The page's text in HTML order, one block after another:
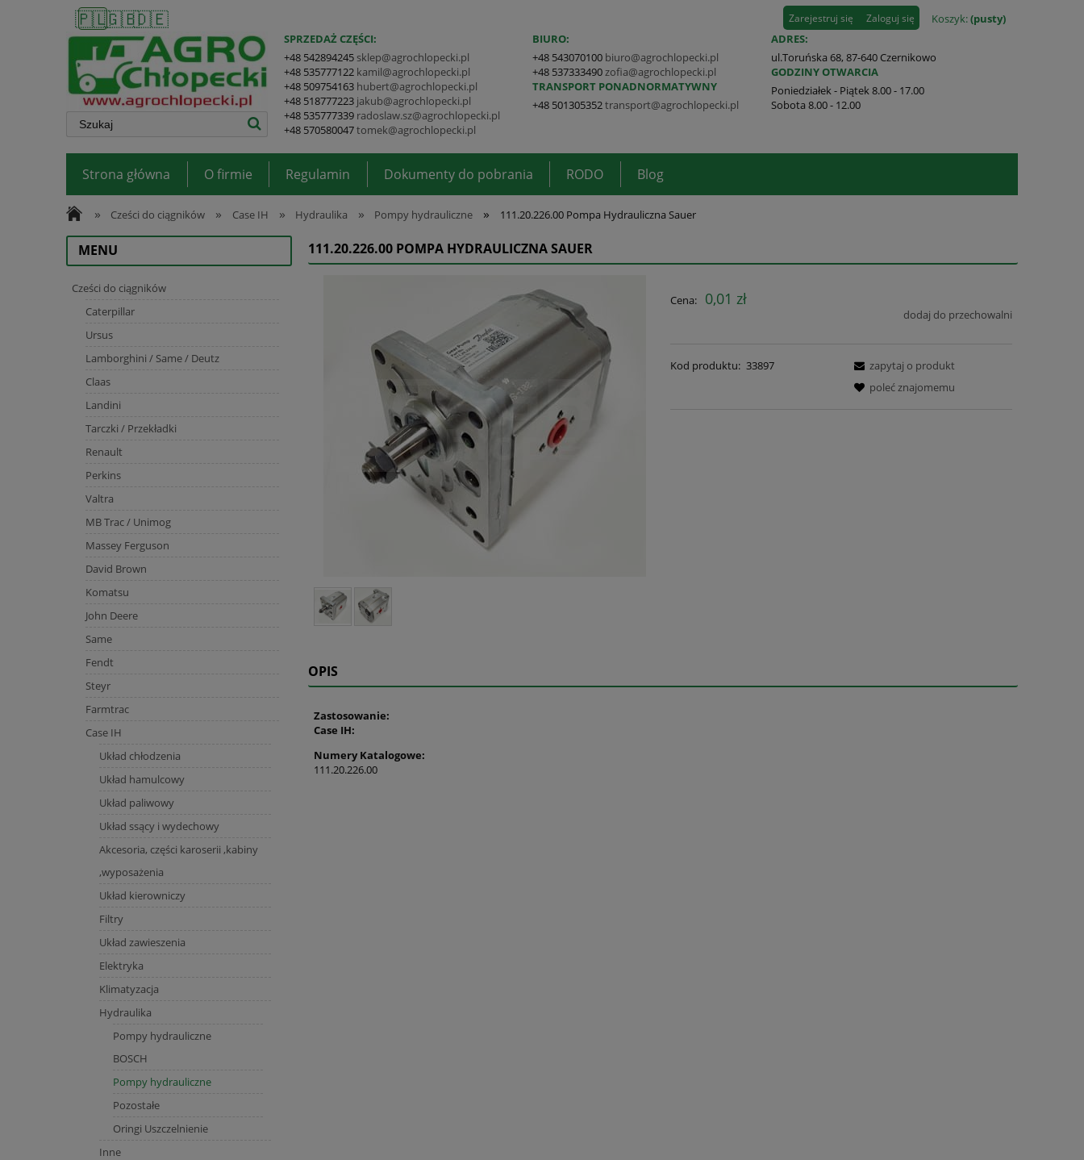
🇵🇱🇬🇧🇩🇪 Koszyk:(pusty)
Zarejestruj się Zaloguj się
SPRZEDAŻ CZĘŚCI:
+48 542894245 sklep@agrochlopecki.pl
+48 535777122 kamil@agrochlopecki.pl
+48 509754163 hubert@agrochlopecki.pl
+48 518777223 jakub@agrochlopecki.pl
+48 535777339 radoslaw.sz@agrochlopecki.pl
+48 570580047tomek@agrochlopecki.pl
BIURO:
+48 543070100 biuro@agrochlopecki.pl
+48 537333490 zofia@agrochlopecki.pl
TRANSPORT PONADNORMATYWNY
+48 501305352transport@agrochlopecki.pl
ADRES:
ul.Toruńska 68, 87-640 Czernikowo
GODZINY OTWARCIA
Poniedziałek - Piątek 8.00 - 17.00
Sobota 8.00 - 12.00
Strona główna O firmie Regulamin Dokumenty do pobrania RODO Blog
» Cześci do ciągników » Case IH » Hydraulika » Pompy hydrauliczne » 111.20.226.00 Pompa Hydrauliczna Sauer
MENU
Cześci do ciągników
Caterpillar
Ursus
Lamborghini / Same / Deutz
Claas
Landini
Tarczki / Przekładki
Renault
Perkins
Valtra
MB Trac / Unimog
Massey Ferguson
David Brown
Komatsu
John Deere
Same
Fendt
Steyr
Farmtrac
Case IH
Układ chłodzenia
Układ hamulcowy
Układ paliwowy
Układ ssący i wydechowy
Akcesoria, części karoserii ,kabiny
,wyposażenia
Układ kierowniczy
Filtry
Układ zawieszenia
Elektryka
Klimatyzacja
Hydraulika
Pompy hydrauliczne
BOSCH
Pompy hydrauliczne
Pozostałe
Oringi Uszczelnienie
Inne
111.20.226.00 POMPA HYDRAULICZNA SAUER
Cena: 0,01 zł
dodaj do przechowalni
Kod produktu: 33897
zapytaj o produkt
poleć znajomemu
OPIS
Zastosowanie:
Case IH:
Numery Katalogowe:
111.20.226.00